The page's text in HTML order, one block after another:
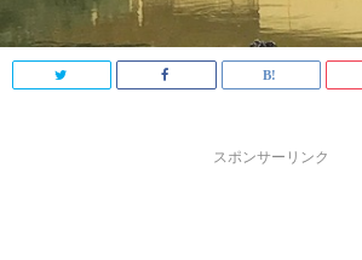
スポンサーリンク